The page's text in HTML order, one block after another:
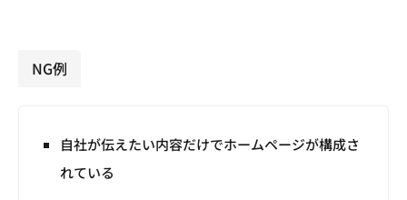
NG例
自社が伝えたい内容だけでホームページが構成さ
れている